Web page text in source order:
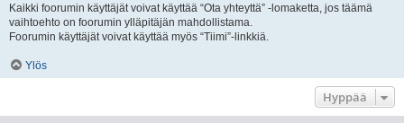
Kaikki foorumin käyttäjät voivat käyttää “Ota yhteyttä” -lomaketta, jos täämä
vaihtoehto on foorumin ylläpitäjän mahdollistama.
Foorumin käyttäjät voivat käyttää myös “Tiimi”-linkkiä.
Ylös
Hyppää